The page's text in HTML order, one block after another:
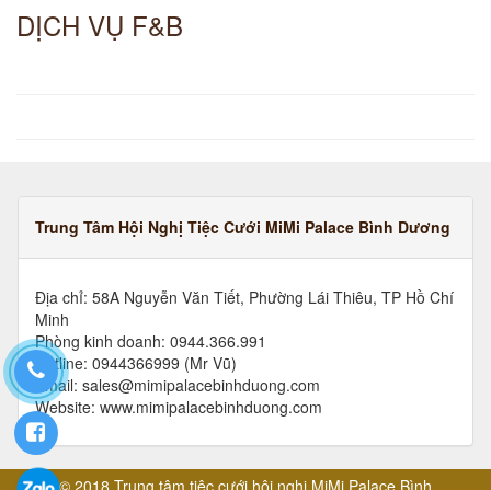
DỊCH VỤ F&B
Trung Tâm Hội Nghị Tiệc Cưới MiMi Palace Bình Dương
Địa chỉ: 58A Nguyễn Văn Tiết, Phường Lái Thiêu, TP Hồ Chí
Minh
Phòng kinh doanh: 0944.366.991
Hotline: 0944366999 (Mr Vũ)
Email: sales@mimipalacebinhduong.com
Website: www.mimipalacebinhduong.com